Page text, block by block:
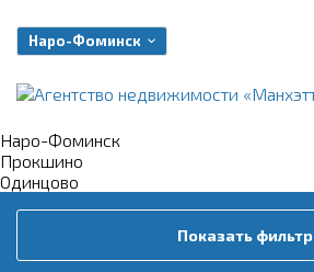
Наро-Фоминск
Наро-Фоминск
Прокшино
Одинцово
Показать фильтр